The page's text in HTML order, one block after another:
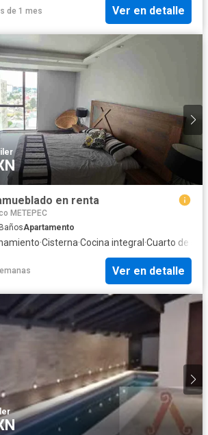
de 1 mes Ver en detalle
en renta
METEPEC
BañosApartamento
·Cisterna·Cocina integral ·Cuarto de
Ver en detalle